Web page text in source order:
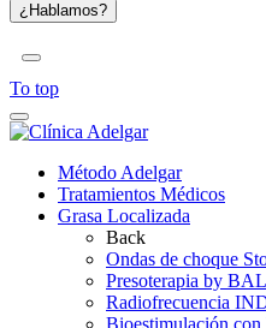
To top
Método Adelgar
Tratamientos Médicos
Grasa Localizada
Back
Ondas de choque
Presoterapia by
Radiofrecuencia
Bioestimulación